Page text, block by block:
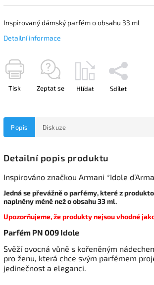
Inspirovaný dámský parfém o obsahu 33 ml
Detailní informace
Tisk Zeptat se Hlídat Sdílet
Popis Diskuze
Detailní popis produktu
Inspirováno značkou Armani *Idole
Jedná se převážně o parfémy, které z
naplněny méně než o obsahu 33 ml.
Upozorňujeme, že produkty nejsou vhodné
Parfém PN 009 Idole
Svěží ovocná vůně s kořeněným
pro ženu, která chce svým parfémem
jedinečnost a eleganci.